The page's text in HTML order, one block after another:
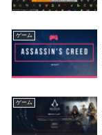
ゲーム
ゲーム